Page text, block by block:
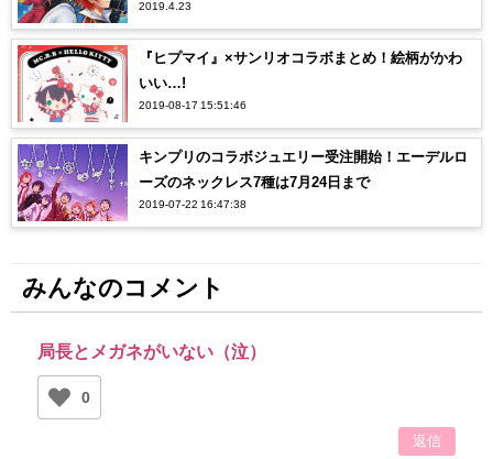
2019.4.23
『ヒプマイ』×サンリオコラボまとめ！絵柄がかわ
いい…!
2019-08-17 15:51:46
キンプリのコラボジュエリー受注開始！エーデルロ
ーズのネックレス7種は7月24日まで
2019-07-22 16:47:38
みんなのコメント
局長とメガネがいない（泣）
0
返信